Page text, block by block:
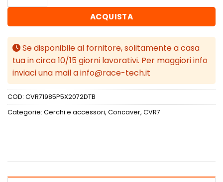
ACQUISTA
Se disponibile al fornitore, solitamente a casa
tua in circa 10/15 giorni lavorativi. Per maggiori info
inviaci una mail a info@race-tech.it
COD: CVR71985P5X2072DTB
Categorie: Cerchi e accessori, Concaver, CVR7